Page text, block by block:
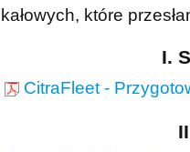
kałowych, które
I.
CitraFleet -